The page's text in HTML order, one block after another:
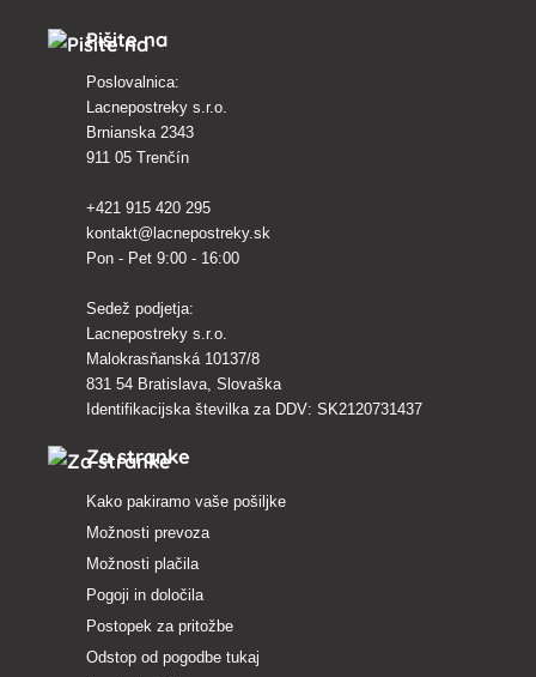
Pišite na
Poslovalnica:
Lacnepostreky s.r.o.
Brnianska 2343
911 05 Trenčín
+421 915 420 295
kontakt@lacnepostreky.sk
Pon - Pet 9:00 - 16:00
Sedež podjetja:
Lacnepostreky s.r.o.
Malokrasňanská 10137/8
831 54 Bratislava, Slovaška
Identifikacijska številka za DDV: SK2120731437
Za stranke
Kako pakiramo vaše pošiljke
Možnosti prevoza
Možnosti plačila
Pogoji in določila
Postopek za pritožbe
Odstop od pogodbe tukaj